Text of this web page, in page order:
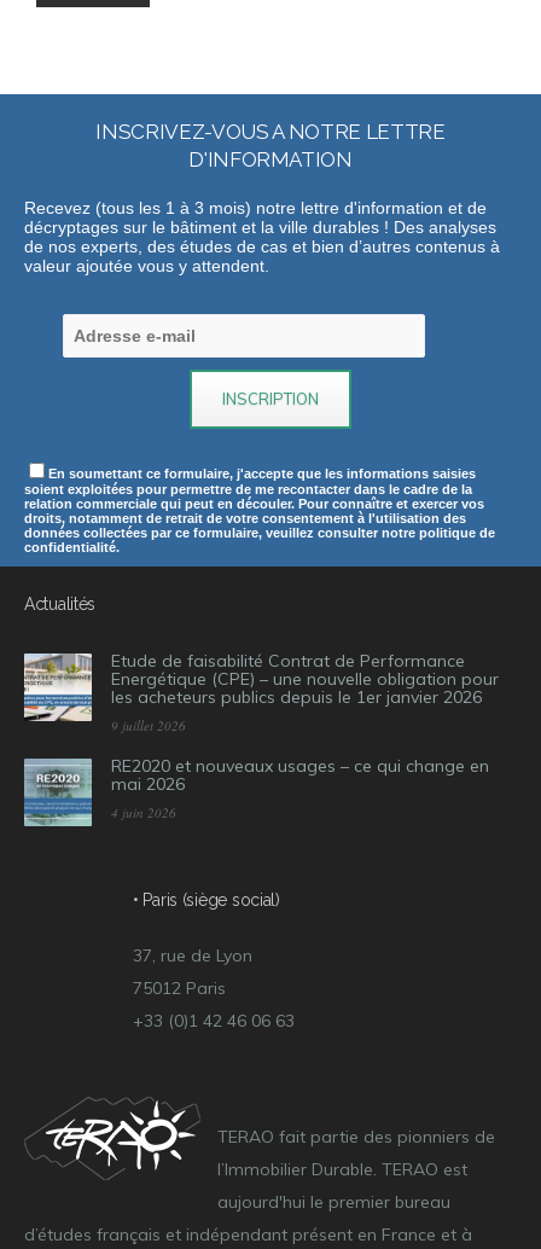
INSCRIVEZ-VOUS A NOTRE LETTRE
D'INFORMATION
Recevez (tous les 1 à 3 mois) notre lettre d'information et de
décryptages sur le bâtiment et la ville durables ! Des analyses
de nos experts, des études de cas et bien d’autres contenus à
valeur ajoutée vous y attendent.
En soumettant ce formulaire, j'accepte que les informations saisies
soient exploitées pour permettre de me recontacter dans le cadre de la
relation commerciale qui peut en découler. Pour connaître et exercer vos
droits, notamment de retrait de votre consentement à l'utilisation des
données collectées par ce formulaire, veuillez consulter notre politique de
confidentialité.
Actualités
Etude de faisabilité Contrat de Performance
Energétique (CPE) – une nouvelle obligation pour
les acheteurs publics depuis le 1er janvier 2026
9 juillet 2026
RE2020 et nouveaux usages – ce qui change en
mai 2026
4 juin 2026
• Paris (siège social)
37, rue de Lyon
75012 Paris
+33 (0)1 42 46 06 63
TERAO fait partie des pionniers de
l’Immobilier Durable. TERAO est
aujourd'hui le premier bureau
d’études français et indépendant présent en France et à